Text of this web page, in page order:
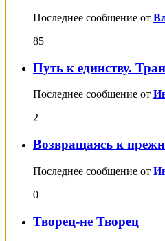
Последнее сообщение от
85
Путь к единству.
Последнее сообщение от
2
Возвращаясь к
Последнее сообщение от
0
Творец-не Творец